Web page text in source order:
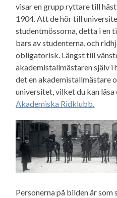
visar en grupp ryttare till
1904. Att de hör till
studentmössorna, detta i en
bars av studenterna, och
obligatorisk. Längst till
akademistallmästaren själv i
det en akademistallmästare
universitet, vilket du kan läsa
Akademiska Ridklubb.
Personerna på bilden är som